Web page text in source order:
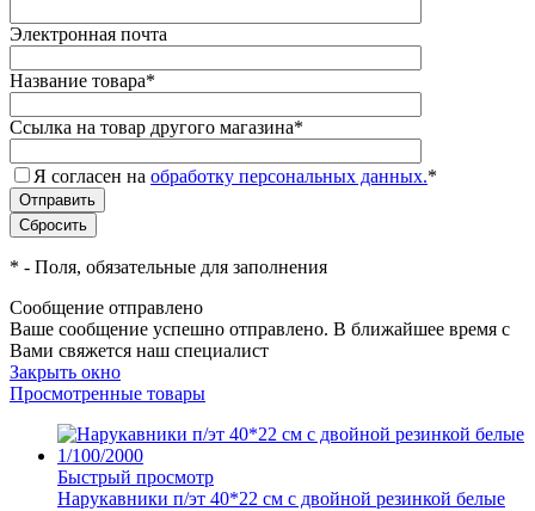
Электронная почта
Название товара*
Ссылка на товар другого магазина*
Я согласен на обработку персональных данных.*
* - Поля, обязательные для заполнения
Сообщение отправлено
Ваше сообщение успешно отправлено. В ближайшее время с
Вами свяжется наш специалист
Закрыть окно
Просмотренные товары
Быстрый просмотр
Нарукавники п/эт 40*22 см с двойной резинкой белые